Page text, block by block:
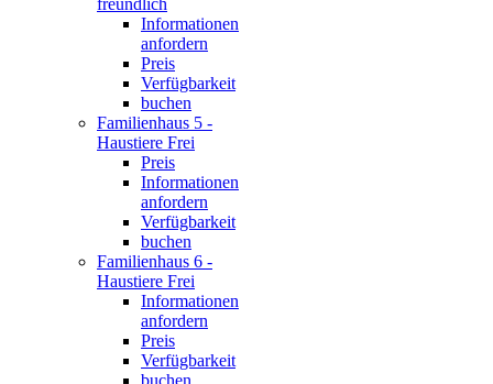
Informationen
anfordern
Preis
Verfügbarkeit
buchen
Familienhaus 5 -
Haustiere Frei
Preis
Informationen
anfordern
Verfügbarkeit
buchen
Familienhaus 6 -
Haustiere Frei
Informationen
anfordern
Preis
Verfügbarkeit
buchen